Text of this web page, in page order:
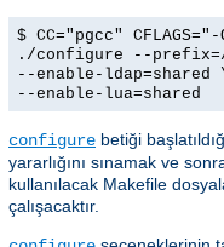
$ CC="pgcc"
./configure --prefix=/
--enable-ldap=shared
--enable-lua=shared
configure betiği
yararlığını sınamak ve
kullanılacak Makefile
çalışacaktır.